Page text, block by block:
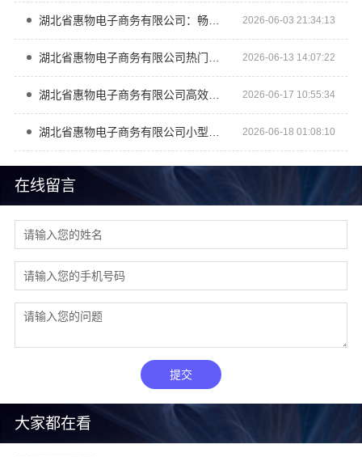
大家都在看
在线留言
提交
湖北省惠物电子商务有限公司：畅销生鲜食品软件功能大揭秘 2026-06-03 21:34:13
湖北省惠物电子商务有限公司热门日常居家公司价格推荐 2026-06-13 14:07:22
湖北省惠物电子商务有限公司高效生鲜食品服务商价格实惠 2026-06-17 10:55:34
湖北省惠物电子商务有限公司小型生鲜食品代理商价格实惠推荐 2026-06-18 01:08:10